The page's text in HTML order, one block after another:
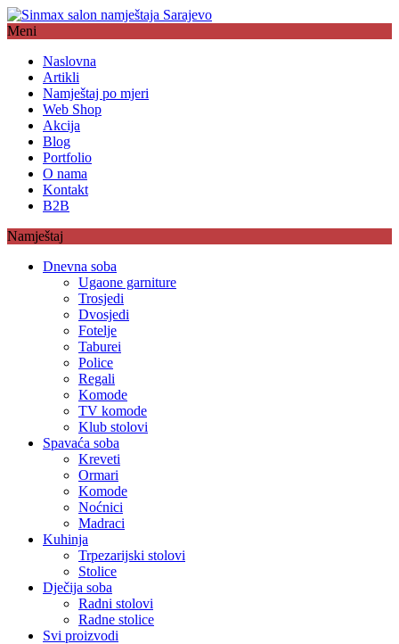
Meni
Naslovna
Artikli
Namještaj po mjeri
Web Shop
Akcija
Blog
Portfolio
O nama
Kontakt
B2B
Namještaj
Dnevna soba
Ugaone garniture
Trosjedi
Dvosjedi
Fotelje
Taburei
Police
Regali
Komode
TV komode
Klub stolovi
Spavaća soba
Kreveti
Ormari
Komode
Noćnici
Madraci
Kuhinja
Trpezarijski stolovi
Stolice
Dječija soba
Radni stolovi
Radne stolice
Svi proizvodi